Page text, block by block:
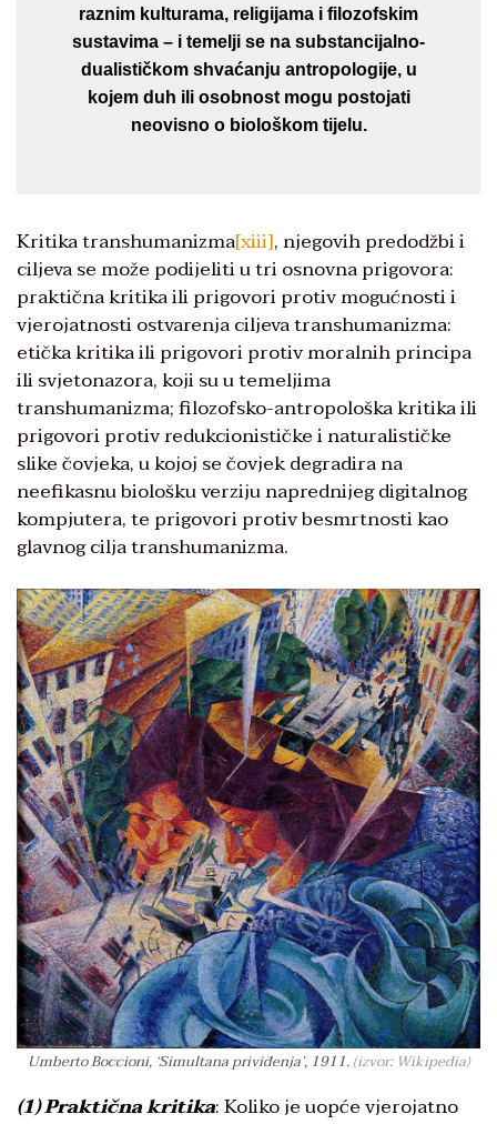
raznim kulturama, religijama i filozofskim
sustavima – i temelji se na substancijalno-
dualističkom shvaćanju antropologije, u
kojem duh ili osobnost mogu postojati
neovisno o biološkom tijelu.
Kritika transhumanizma[xiii], njegovih predodžbi i
ciljeva se može podijeliti u tri osnovna prigovora:
praktična kritika ili prigovori protiv mogućnosti i
vjerojatnosti ostvarenja ciljeva transhumanizma:
etička kritika ili prigovori protiv moralnih principa
ili svjetonazora, koji su u temeljima
transhumanizma; filozofsko-antropološka kritika ili
prigovori protiv redukcionističke i naturalističke
slike čovjeka, u kojoj se čovjek degradira na
neefikasnu biološku verziju naprednijeg digitalnog
kompjutera, te prigovori protiv besmrtnosti kao
glavnog cilja transhumanizma.
Umberto Boccioni, ‘Simultana priviđenja’, 1911.(izvor: Wikipedia)
(1) Praktična kritika: Koliko je uopće vjerojatno